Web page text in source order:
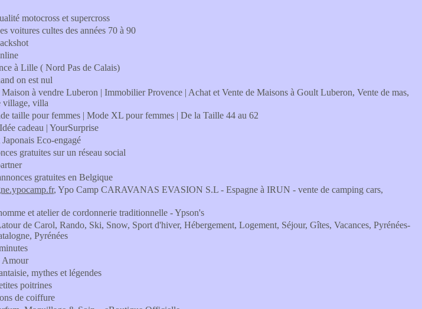
motocross et supercross
voitures cultes des années 70 à 90
à Lille ( Nord Pas de Calais)
on est nul
à vendre Luberon | Immobilier Provence | Achat et Vente de Maisons à Goult Luberon, Vente de mas,
village, villa
taille pour femmes | Mode XL pour femmes | De la Taille 44 au 62
cadeau | YourSurprise
Eco-engagé
gratuites sur un réseau social
gratuites en Belgique
, Ypo Camp CARAVANAS EVASION S.L - Espagne à IRUN - vente de camping cars,
et atelier de cordonnerie traditionnelle - Ypson's
de Carol, Rando, Ski, Snow, Sport d'hiver, Hébergement, Logement, Séjour, Gîtes, Vacances, Pyrénées-
Pyrénées
Amour
mythes et légendes
poitrines
de coiffure